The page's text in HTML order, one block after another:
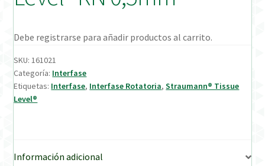
Welcome to DELTA Abutments | Tienda Online!
Debe registrarse para añadir productos al carrito.
SKU:161021
Categoría: Interfase
Etiquetas: Interfase, Interfase Rotatoria,Straumann® Tissue
Level®
Información adicional